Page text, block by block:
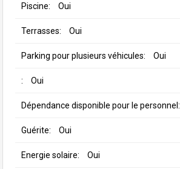
Piscine: Oui
Terrasses: Oui
Parking pour plusieurs véhicules: Oui
: Oui
Dépendance disponible pour le personnel:
Guérite: Oui
Energie solaire: Oui